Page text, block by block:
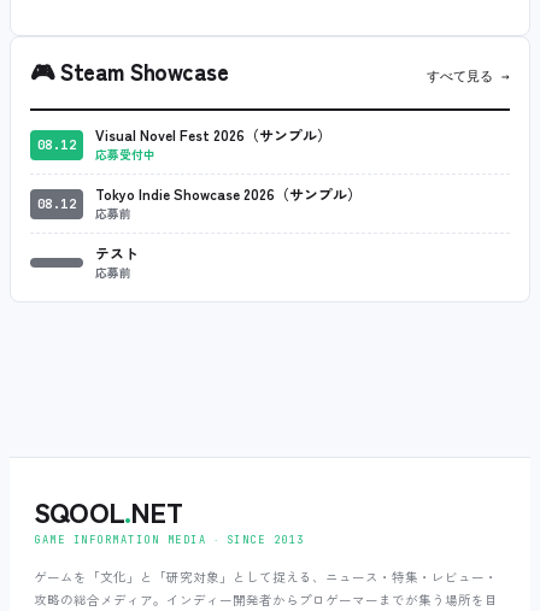
🎮Steam Showcase すべて見る →
08.12 Visual Novel Fest 2026（サンプル）
応募受付中
08.12 Tokyo Indie Showcase 2026（サンプル）
応募前
テスト
応募前
SQOOL.NET
GAME INFORMATION MEDIA ‧ SINCE 2013
ゲームを「文化」と「研究対象」として捉える、ニュース・特集・レビュー・
攻略の総合メディア。インディー開発者からプロゲーマーまでが集う場所を目